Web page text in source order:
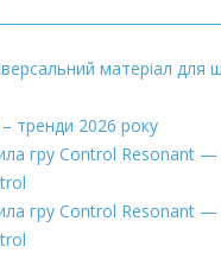
матеріал для
– тренди 2026 року
гру Control Resonant
гру Control Resonant